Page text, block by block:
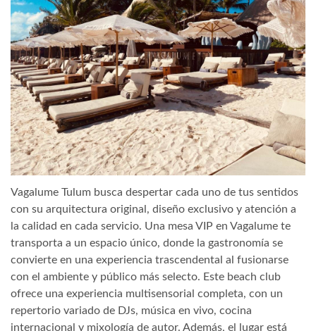
Vagalume Tulum busca despertar cada uno de tus sentidos
con su arquitectura original, diseño exclusivo y atención a
la calidad en cada servicio. Una mesa VIP en Vagalume te
transporta a un espacio único, donde la gastronomía se
convierte en una experiencia trascendental al fusionarse
con el ambiente y público más selecto. Este beach club
ofrece una experiencia multisensorial completa, con un
repertorio variado de DJs, música en vivo, cocina
internacional y mixología de autor. Además, el lugar está